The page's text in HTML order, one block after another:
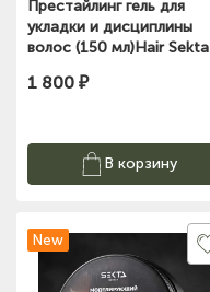
Престайлинг гель для
укладки и дисциплины
волос (150 мл)Hair Sekta
1 800 ₽
В корзину
New